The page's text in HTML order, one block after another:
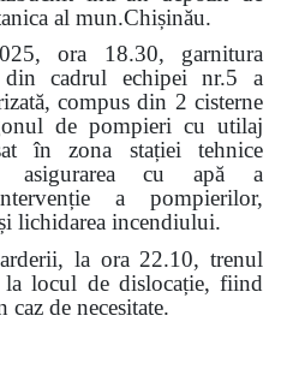
al mun.Chișinău.
ora 18.30, garnitura
cadrul echipei nr.5 a
compus din 2 cisterne
de pompieri cu utilaj
în zona stației tehnice
asigurarea cu apă a
a pompierilor,
lichidarea incendiului.
la ora 22.10, trenul
la locul de dislocație, fiind
de necesitate.